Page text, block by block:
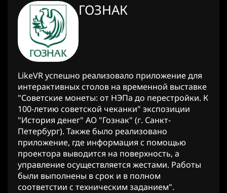
ГОЗНАК
LikeVR успешно реализовало приложение для
интерактивных столов на временной выставке
"Советские монеты: от НЭПа до перестройки. К
100-летию советской чеканки" экспозиции
"История денег" АО "Гознак" (г. Санкт-
Петербург). Также было реализовано
приложение, где информация с помощью
проектора выводится на поверхность, а
управление осуществляется жестами. Работы
были выполнены в срок и в полном
соответстии с техническим заданием".